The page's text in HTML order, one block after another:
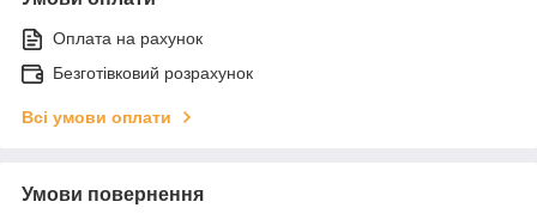
Оплата на рахунок
Безготівковий розрахунок
Всі умови оплати
Умови повернення